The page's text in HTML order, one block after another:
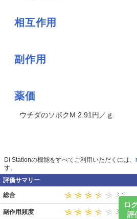
相互作用
副作用
薬価
ウチダのソボクM 2.91円／ｇ
DI Stationの機能をすべてご利用いただくには、
す。
評価サマリー
ロ
評
総合
副作用頻度